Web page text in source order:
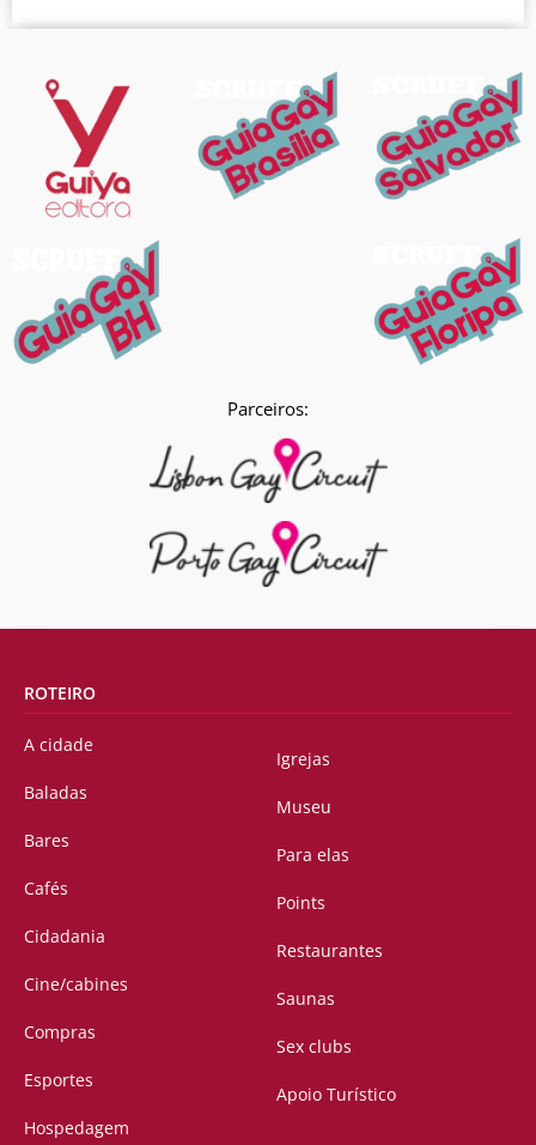
Parceiros:
ROTEIRO
A cidade
Baladas
Bares
Cafés
Cidadania
Cine/cabines
Compras
Esportes
Hospedagem
Igrejas
Museu
Para elas
Points
Restaurantes
Saunas
Sex clubs
Apoio Turístico